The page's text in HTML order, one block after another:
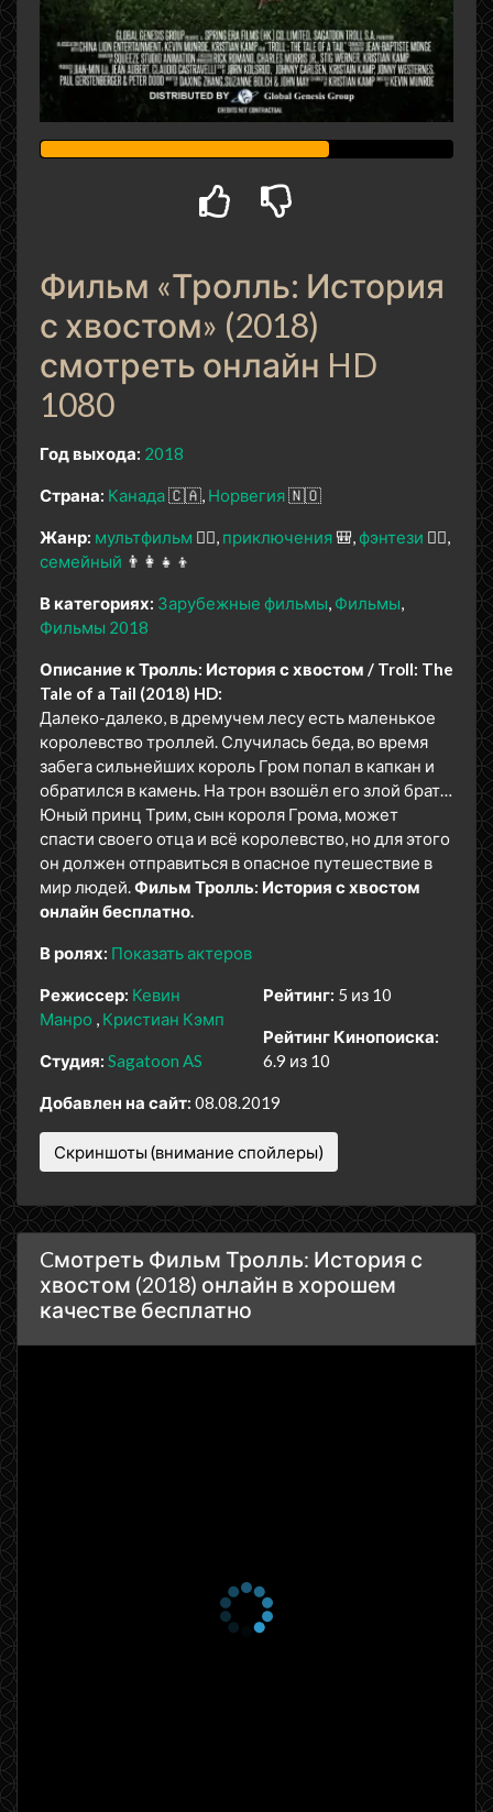
Фильм «Тролль: История
с хвостом» (2018)
смотреть онлайн HD
1080
Год выхода: 2018
Страна: Канада🇨🇦 Норвегия🇳🇴
Жанр: мультфильм 🧚‍♀️ приключения 🎒 фэнтези 🧝‍♂️
семейный 👨‍👩‍👧‍👦
В категориях: Зарубежные фильмы Фильмы
Фильмы 2018
Описание к Тролль: История с хвостом / Troll: The
Tale of a Tail (2018) HD:
Далеко-далеко, в дремучем лесу есть маленькое
королевство троллей. Случилась беда, во время
забега сильнейших король Гром попал в капкан и
обратился в камень. На трон взошёл его злой брат…
Юный принц Трим, сын короля Грома, может
спасти своего отца и всё королевство, но для этого
он должен отправиться в опасное путешествие в
мир людей.Фильм Тролль: История с хвостом
онлайн бесплатно.
В ролях: Показать актеров
Режиссер: Кевин
Манро
Кристиан Кэмп
Студия: Sagatoon AS
Рейтинг: 5 из 10
Рейтинг Кинопоиска:
6.9 из 10
Добавлен на сайт: 08.08.2019
Скриншоты (внимание спойлеры)
Cмотреть Фильм Тролль: История с
хвостом (2018) онлайн в хорошем
качестве бесплатно